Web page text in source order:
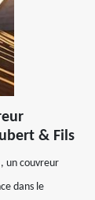
& Fils
un couvreur
dans le